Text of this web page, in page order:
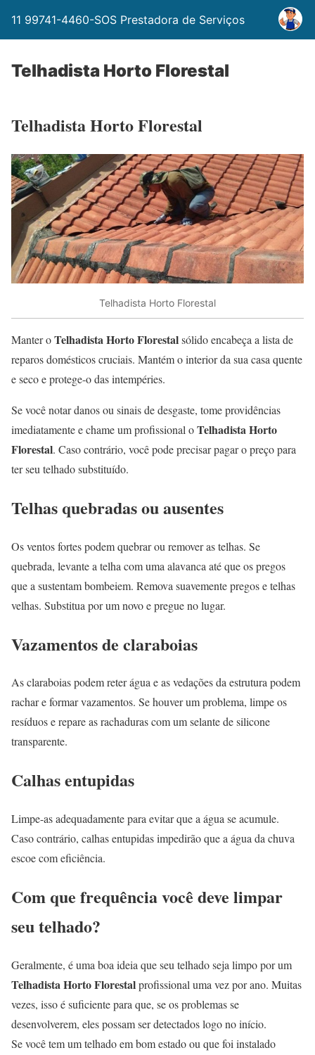
11 99741-4460-SOS Prestadora de Serviços
Telhadista Horto Florestal
Telhadista Horto Florestal
Telhadista Horto Florestal
Manter oTelhadista Horto Florestalsólido encabeça a lista de
reparos domésticos cruciais. Mantém o interior da sua casa quente
e seco e protege-o das intempéries.
Se você notar danos ou sinais de desgaste, tome providências
imediatamente e chame um profissional oTelhadista Horto
Florestal. Caso contrário, você pode precisar pagar o preço para
ter seu telhado substituído.
Telhas quebradas ou ausentes
Os ventos fortes podem quebrar ou remover as telhas. Se
quebrada, levante a telha com uma alavanca até que os pregos
que a sustentam bombeiem. Remova suavemente pregos e telhas
velhas. Substitua por um novo e pregue no lugar.
Vazamentos de claraboias
As claraboias podem reter água e as vedações da estrutura podem
rachar e formar vazamentos. Se houver um problema, limpe os
resíduos e repare as rachaduras com um selante de silicone
transparente.
Calhas entupidas
Limpe-as adequadamente para evitar que a água se acumule.
Caso contrário, calhas entupidas impedirão que a água da chuva
escoe com eficiência.
Com que frequência você deve limpar
seu telhado?
Geralmente, é uma boa ideia que seu telhado seja limpo por um
Telhadista Horto Florestalprofissional uma vez por ano. Muitas
vezes, isso é suficiente para que, se os problemas se
desenvolverem, eles possam ser detectados logo no início.
Se você tem um telhado em bom estado ou que foi instalado